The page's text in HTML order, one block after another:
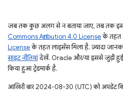
जब तक कुछ अलग से न बताया जाए, तब तक इस
Commons Attribution 4.0 Licenseके तहत
Licenseके तहत लाइसेंस मिला है. ज़्यादा
साइट नीतियांदेखें. Oracle और/या इससे जुड़ी हुई
किया हुआ ट्रेडमार्क है.
आखिरी बार 2024-08-30 (UTC) को अपडेट